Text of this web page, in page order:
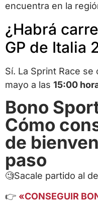
encuentra en la
¿Habrá
GP de Italia
Sí. La Sprint Race
mayo a las 15:00
Bono
Cómo
de
paso
🧐Sacale partido al
👉 «CONSEGUIR